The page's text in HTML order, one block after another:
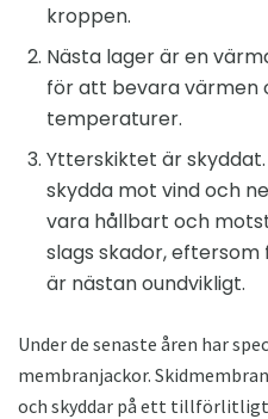
kroppen.
Nästa lager är en
för att bevara värmen
temperaturer.
Ytterskiktet är
skydda mot vind och
vara hållbart och
slags skador,
är nästan oundvikligt.
Under de senaste åren har
membranjackor.
och skyddar på ett